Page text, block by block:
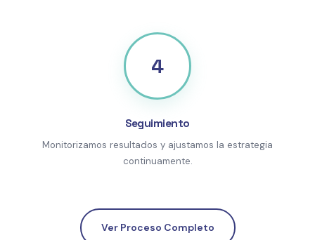
4
Seguimiento
Monitorizamos resultados y ajustamos la estrategia
continuamente.
Ver Proceso Completo